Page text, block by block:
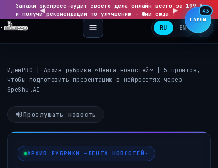
◀
Закажи экспресс-аудит своего дела онлайн всего за 199 ₽
и получи рекомендации по улучшению - Жми сюда !
▶
RU EN
ИдеиPRO Архив рубрики ~Лента новостей~
5 промтов,
чтобы подготовить презентацию в нейросетях через
SpeShu.AI
Прослушать новость
АРХИВ РУБРИКИ ~ЛЕНТА НОВОСТЕЙ~
ГАЙДЫ
43